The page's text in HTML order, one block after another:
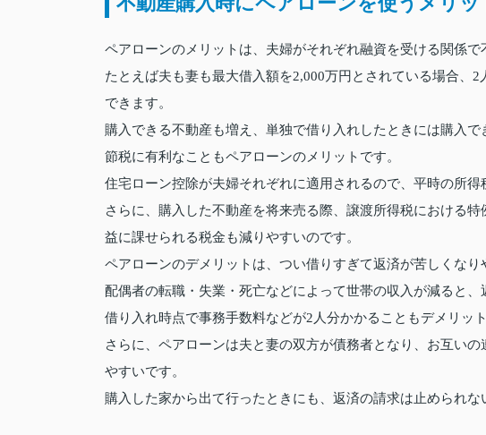
ペアローンのメリットは、夫婦がそれぞれ融資を受ける関係で
たとえば夫も妻も最大借入額を2,000万円とされている場合、
できます。
購入できる不動産も増え、単独で借り入れしたときには購入で
節税に有利なこともペアローンのメリットです。
住宅ローン控除が夫婦それぞれに適用されるので、平時の所得
さらに、購入した不動産を将来売る際、譲渡所得税における
益に課せられる税金も減りやすいのです。
ペアローンのデメリットは、つい借りすぎて返済が苦しくなり
配偶者の転職・失業・死亡などによって世帯の収入が減ると、
借り入れ時点で事務手数料などが2人分かかることもデメリット
さらに、ペアローンは夫と妻の双方が債務者となり、お互い
やすいです。
購入した家から出て行ったときにも、返済の請求は止められな